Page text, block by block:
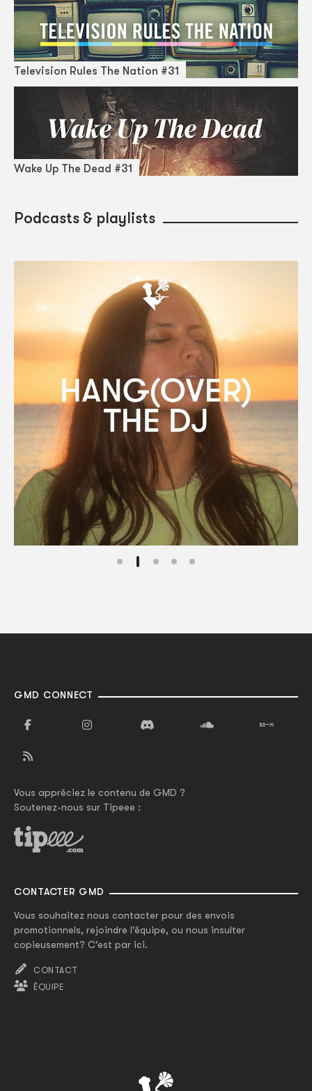
Television Rules The Nation #31
Wake Up The Dead #31
Podcasts & playlists
GMD CONNECT
Vous appréciez le contenu de GMD ?
Soutenez-nous sur Tipeee :
CONTACTER GMD
Vous souhaitez nous contacter pour des envois
promotionnels, rejoindre l'équipe, ou nous insulter
copieusement? C'est par ici.
CONTACT
ÉQUIPE